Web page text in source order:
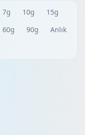
7g 10g
15g
60g 90g
Anlık